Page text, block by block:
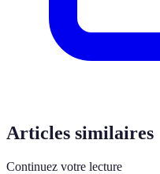
Articles similaires
Continuez votre lecture